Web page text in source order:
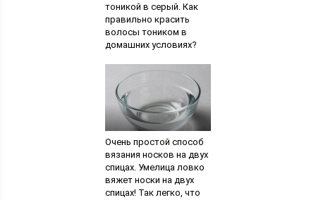
тоникой в серый. Как
правильно красить
волосы тоником в
домашних условиях?
Очень простой способ
вязания носков на двух
спицах. Умелица ловко
вяжет носки на двух
спицах! Так легко, что